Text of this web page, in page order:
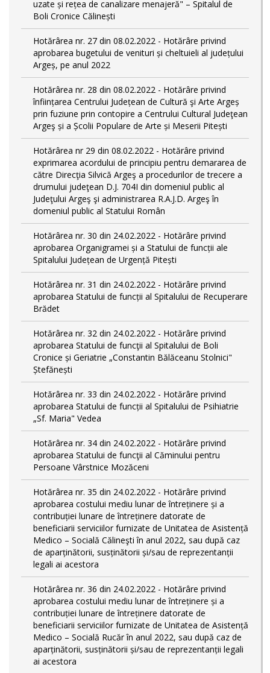
uzate și rețea de canalizare menajeră" – Spitalul de
Boli Cronice Călinești
Hotărârea nr. 27 din 08.02.2022 - Hotărâre privind
aprobarea bugetului de venituri și cheltuieli al județului
Argeș, pe anul 2022
Hotărârea nr. 28 din 08.02.2022 - Hotărâre privind
înființarea Centrului Județean de Cultură şi Arte Argeș
prin fuziune prin contopire a Centrului Cultural Judeţean
Argeş și a Școlii Populare de Arte și Meserii Pitești
Hotărârea nr 29 din 08.02.2022 - Hotărâre privind
exprimarea acordului de principiu pentru demararea de
către Direcţia Silvică Argeş a procedurilor de trecere a
drumului judeţean D.J. 704I din domeniul public al
Judeţului Argeş şi administrarea R.A.J.D. Argeş în
domeniul public al Statului Român
Hotărârea nr. 30 din 24.02.2022 - Hotărâre privind
aprobarea Organigramei și a Statului de funcții ale
Spitalului Județean de Urgență Pitești
Hotărârea nr. 31 din 24.02.2022 - Hotărâre privind
aprobarea Statului de funcții al Spitalului de Recuperare
Brădet
Hotărârea nr. 32 din 24.02.2022 - Hotărâre privind
aprobarea Statului de funcţii al Spitalului de Boli
Cronice și Geriatrie „Constantin Bălăceanu Stolnici"
Ștefănești
Hotărârea nr. 33 din 24.02.2022 - Hotărâre privind
aprobarea Statului de funcții al Spitalului de Psihiatrie
„Sf. Maria" Vedea
Hotărârea nr. 34 din 24.02.2022 - Hotărâre privind
aprobarea Statului de funcţii al Căminului pentru
Persoane Vârstnice Mozăceni
Hotărârea nr. 35 din 24.02.2022 - Hotărâre privind
aprobarea costului mediu lunar de întreținere și a
contribuției lunare de întreținere datorate de
beneficiarii serviciilor furnizate de Unitatea de Asistență
Medico – Socială Călineşti în anul 2022, sau după caz
de aparținătorii, susținătorii și/sau de reprezentanții
legali ai acestora
Hotărârea nr. 36 din 24.02.2022 - Hotărâre privind
aprobarea costului mediu lunar de întreținere și a
contribuției lunare de întreținere datorate de
beneficiarii serviciilor furnizate de Unitatea de Asistență
Medico – Socială Rucăr în anul 2022, sau după caz de
aparținătorii, susținătorii și/sau de reprezentanții legali
ai acestora